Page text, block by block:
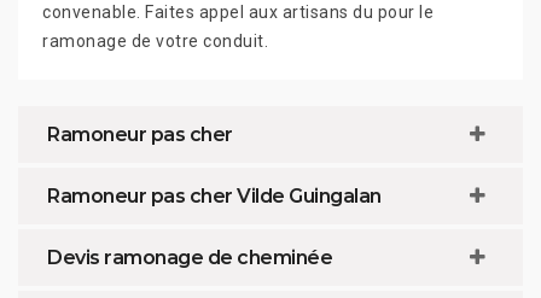
convenable. Faites appel aux artisans du pour le
ramonage de votre conduit.
Ramoneur pas cher
Ramoneur pas cher Vilde Guingalan
Devis ramonage de cheminée